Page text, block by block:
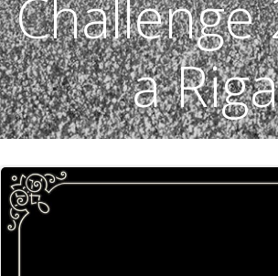
Challenge
a Riga